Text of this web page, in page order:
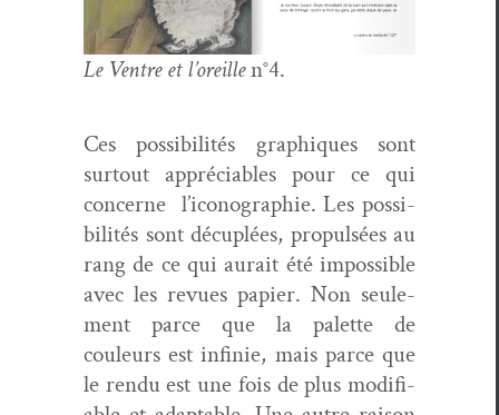
Le Ven­tre et l’or­eillen°4.
Ces pos­si­bil­ités graphiques sont
surtout appré­cia­bles pour ce qui
con­cerne l’i­cono­gra­phie. Les pos­si­
bil­ités sont décu­plées, propul­sées au
rang de ce qui aurait été impos­si­ble
avec les revues papi­er. Non seule­
ment parce que la palette de
couleurs est infinie, mais parce que
le ren­du est une fois de plus mod­i­fi­